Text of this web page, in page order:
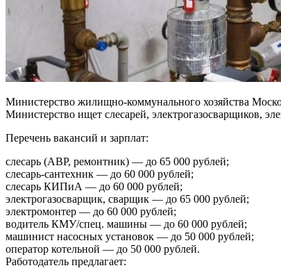
Министерство жилищно-коммунального хозяйства
Министерство ищет слесарей, электрогазосварщиков,
Перечень вакансий и зарплат:
слесарь (АВР, ремонтник) — до 65 000 рублей;
слесарь-сантехник — до 60 000 рублей;
слесарь КИПиА — до 60 000 рублей;
электрогазосварщик, сварщик — до 65 000 рублей;
электромонтер — до 60 000 рублей;
водитель КМУ/спец. машины — до 60 000 рублей;
машинист насосных установок — до 50 000 рублей;
оператор котельной — до 50 000 рублей.
Работодатель предлагает: